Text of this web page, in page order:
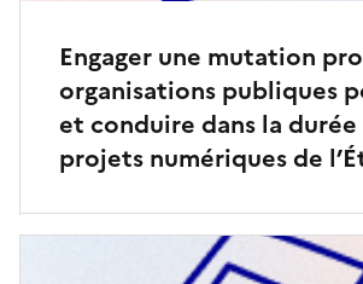
Engager une mutation
organisations publiques
et conduire dans la durée
projets numériques de